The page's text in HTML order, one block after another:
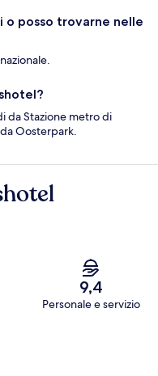
o posso trovarne nelle
da Stazione metro di
Oosterpark.
9,4
Personale e servizio